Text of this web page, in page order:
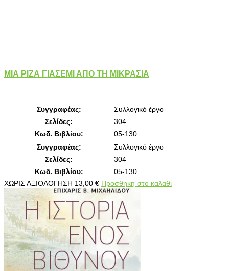
ΜΙΑ ΡΙΖΑ ΓΙΑΣΕΜΙ ΑΠΟ ΤΗ ΜΙΚΡΑΣΙΑ
Συγγραφέας:
Συλλογικό έργο
Σελίδες:
304
Κωδ. Βιβλίου:
05-130
Συγγραφέας:
Συλλογικό έργο
Σελίδες:
304
Κωδ. Βιβλίου:
05-130
ΧΩΡΙΣ ΑΞΙΟΛΟΓΗΣΗ 13,00 € Προσθηκη στο καλαθι